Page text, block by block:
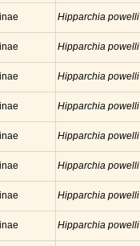
Hipparchia powelli
Hipparchia powelli
Hipparchia powelli
Hipparchia powelli
Hipparchia powelli
Hipparchia powelli
Hipparchia powelli
Hipparchia powelli